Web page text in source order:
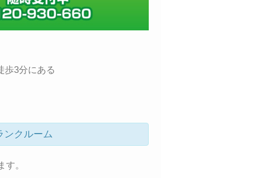
歩3分にある
ンクルーム
。